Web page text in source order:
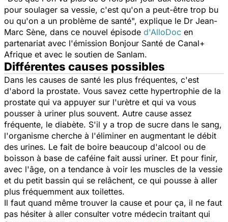
pour soulager sa vessie, c'est qu'on a peut-être trop bu
ou qu'on a un problème de santé", explique le Dr Jean-
Marc Sène, dans ce nouvel épisode d'AlloDoc en
partenariat avec l'émission Bonjour Santé de Canal+
Afrique et avec le soutien de Sanlam.
Différentes causes possibles
Dans les causes de santé les plus fréquentes, c'est
d'abord la prostate. Vous savez cette hypertrophie de la
prostate qui va appuyer sur l'urètre et qui va vous
pousser à uriner plus souvent. Autre cause assez
fréquente, le diabète. S'il y a trop de sucre dans le sang,
l'organisme cherche à l'éliminer en augmentant le débit
des urines. Le fait de boire beaucoup d'alcool ou de
boisson à base de caféine fait aussi uriner. Et pour finir,
avec l'âge, on a tendance à voir les muscles de la vessie
et du petit bassin qui se relâchent, ce qui pousse à aller
plus fréquemment aux toilettes.
Il faut quand même trouver la cause et pour ça, il ne faut
pas hésiter à aller consulter votre médecin traitant qui